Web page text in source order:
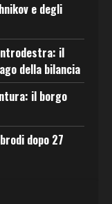
e degli
il
della bilancia
il borgo
dopo 27